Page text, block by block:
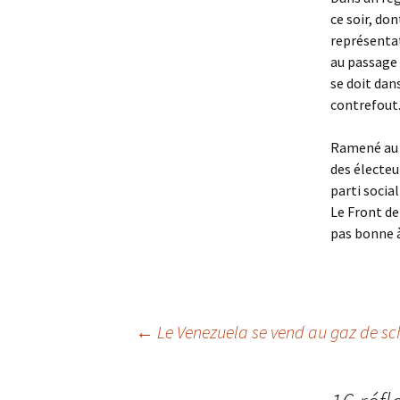
ce soir,
au
se doit
Ramené
des
parti
Le Front
pas bonne
Navigation
← Le Venezuela se vend au gaz de